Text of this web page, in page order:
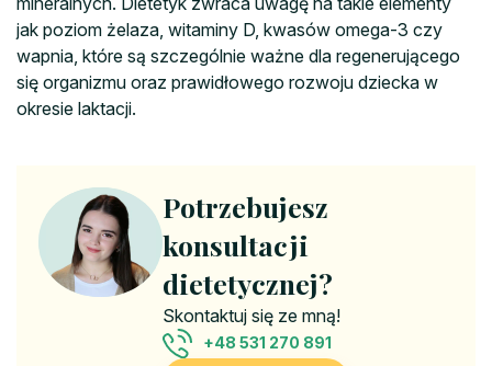
jak poziom żelaza, witaminy D, kwasów omega-3 czy
wapnia, które są szczególnie ważne dla regenerującego
się organizmu oraz prawidłowego rozwoju dziecka w
okresie laktacji.
Potrzebujesz
konsultacji
dietetycznej?
Skontaktuj się ze mną!
+48 531 270 891